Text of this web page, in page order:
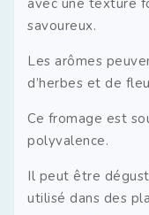
avec une texture
savoureux.
Les arômes
d’herbes et de
Ce fromage est
polyvalence.
Il peut être
utilisé dans des